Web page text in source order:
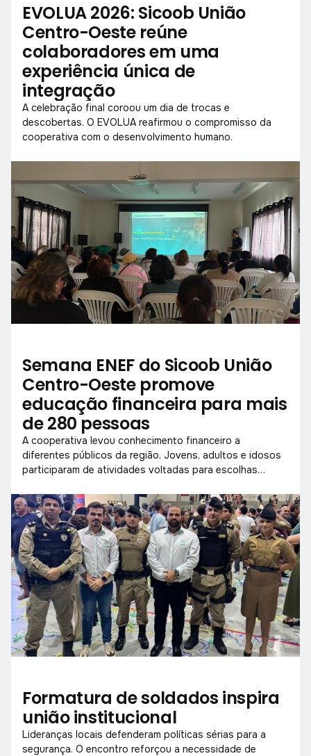
EVOLUA 2026: Sicoob União
Centro-Oeste reúne
colaboradores em uma
experiência única de
integração
A celebração final coroou um dia de trocas e
descobertas. O EVOLUA reafirmou o compromisso da
cooperativa com o desenvolvimento humano.
Semana ENEF do Sicoob União
Centro-Oeste promove
educação financeira para mais
de 280 pessoas
A cooperativa levou conhecimento financeiro a
diferentes públicos da região. Jovens, adultos e idosos
participaram de atividades voltadas para escolhas
Formatura de soldados inspira
união institucional
Lideranças locais defenderam políticas sérias para a
segurança. O encontro reforçou a necessidade de